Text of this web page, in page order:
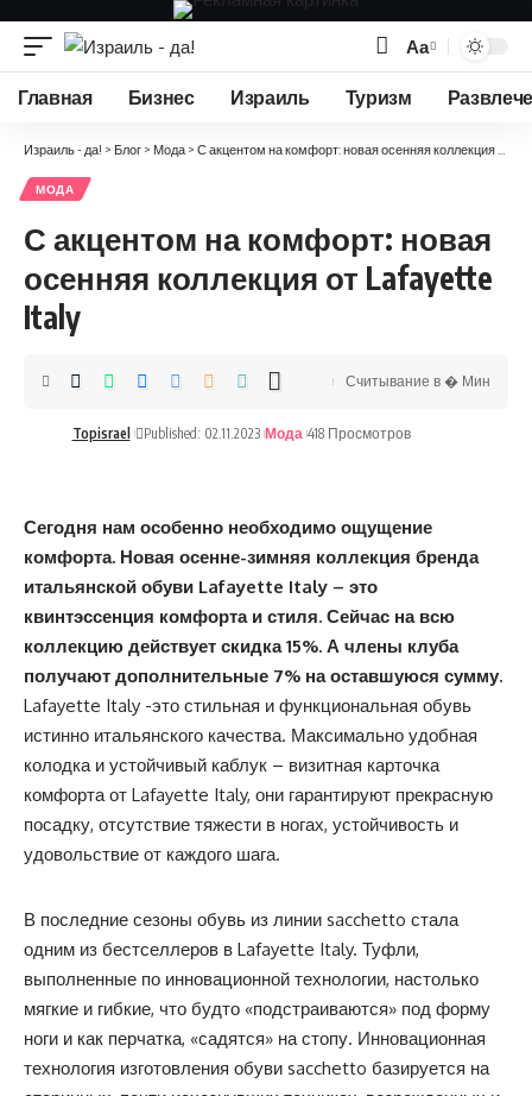
Изменение
размера
Аа
Главная Бизнес Израиль Туризм
Израиль - да! > Блог > Мода > С акцентом на комфорт: новая осенняя коллекция от Lafayette Italy
МОДА
С акцентом на комфорт: новая
осенняя коллекция от Lafayette
Italy
Topisrael Published: 02.11.2023 Мода 418 Просмотров
Считывание в � Мин
Сегодня нам особенно необходимо ощущение
комфорта. Новая осенне-зимняя коллекция бренда
итальянской обуви Lafayette Italy – это
квинтэссенция комфорта и стиля. Сейчас на всю
коллекцию действует скидка 15%. А члены клуба
получают дополнительные 7% на оставшуюся сумму.
Lafayette Italy -это стильная и функциональная обувь
истинно итальянского качества. Максимально удобная
колодка и устойчивый каблук – визитная карточка
комфорта от Lafayette Italy, они гарантируют прекрасную
посадку, отсутствие тяжести в ногах, устойчивость и
удовольствие от каждого шага.
В последние сезоны обувь из линии sacchetto стала
одним из бестселлеров в Lafayette Italy. Туфли,
выполненные по инновационной технологии, настолько
мягкие и гибкие, что будто «подстраиваются» под форму
ноги и как перчатка, «садятся» на стопу. Инновационная
технология изготовления обуви sacchetto базируется на